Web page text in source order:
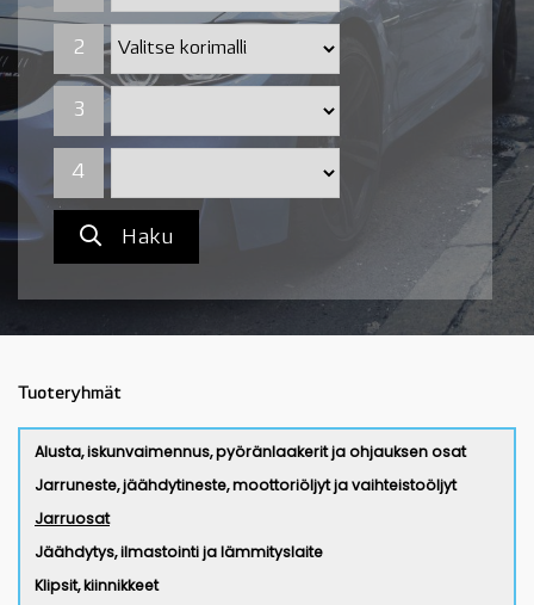
2
2
3
4
Haku
Tuoteryhmät
Alusta, iskunvaimennus, pyöränlaakerit ja ohjauksen osat
Jarruneste, jäähdytineste, moottoriöljyt ja vaihteistoöljyt
Jarruosat
Jäähdytys, ilmastointi ja lämmityslaite
Klipsit, kiinnikkeet